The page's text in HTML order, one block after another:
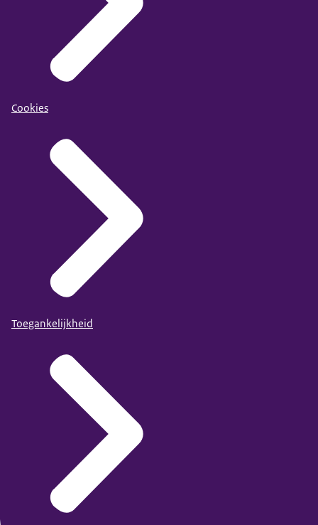
Cookies
Toegankelijkheid